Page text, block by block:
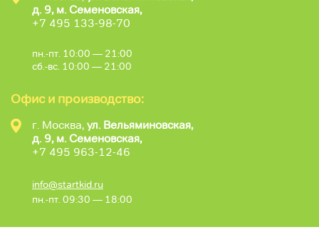
д. 9, м. Семеновская,
+7 495 133-98-70
пн.-пт. 10:00 — 21:00
сб.-вс. 10:00 — 21:00
Офис и производство:
г. Москва, ул. Вельяминовская,
д. 9, м. Семеновская,
+7 495 963-12-46
info@startkid.ru
пн.-пт. 09:30 — 18:00